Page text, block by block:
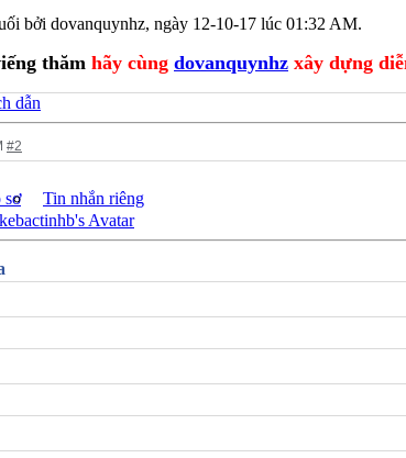
bởi dovanquynhz, ngày 12-10-17 lúc 01:32 AM.
thăm hãy cùng dovanquynhz xây dựng
dẫn
#2
sơ
Tin nhắn riêng